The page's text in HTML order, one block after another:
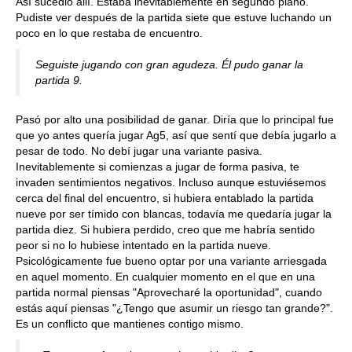
Pudiste ver después de la partida siete que estuve luchando un
poco en lo que restaba de encuentro.
Seguiste jugando con gran agudeza. Él pudo ganar la
partida 9.
Pasó por alto una posibilidad de ganar. Diría que lo principal fue
que yo antes quería jugar Ag5, así que sentí que debía jugarlo a
pesar de todo. No debí jugar una variante pasiva.
Inevitablemente si comienzas a jugar de forma pasiva, te
invaden sentimientos negativos. Incluso aunque estuviésemos
cerca del final del encuentro, si hubiera entablado la partida
nueve por ser tímido con blancas, todavía me quedaría jugar la
partida diez. Si hubiera perdido, creo que me habría sentido
peor si no lo hubiese intentado en la partida nueve.
Psicológicamente fue bueno optar por una variante arriesgada
en aquel momento. En cualquier momento en el que en una
partida normal piensas "Aprovecharé la oportunidad", cuando
estás aquí piensas "¿Tengo que asumir un riesgo tan grande?".
Es un conflicto que mantienes contigo mismo.